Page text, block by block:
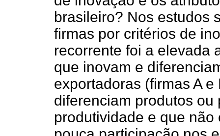
brasileiro? Nos estudos
firmas por critérios de
recorrente foi a elevada
que inovam e
exportadoras (firmas A
diferenciam produtos
produtividade e que